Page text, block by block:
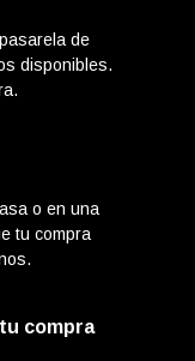
de
disponibles.
o en una
tu compra
compra